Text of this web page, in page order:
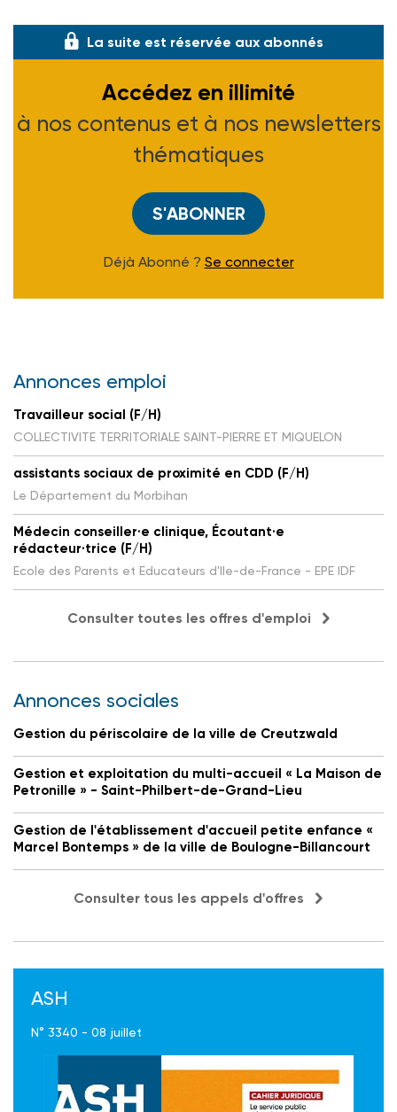
La suite est réservée aux abonnés
Accédez en illimité
à nos contenus et à nos newsletters
thématiques
S'ABONNER
Déjà Abonné ? Se connecter
Annonces emploi
Travailleur social (F/H)
COLLECTIVITE TERRITORIALE SAINT-PIERRE ET MIQUELON
assistants sociaux de proximité en CDD (F/H)
Le Département du Morbihan
Médecin conseiller·e clinique, Écoutant·e
rédacteur·trice (F/H)
Ecole des Parents et Educateurs d'Ile-de-France - EPE IDF
Consulter toutes les offres d'emploi
Annonces sociales
Gestion du périscolaire de la ville de Creutzwald
Gestion et exploitation du multi-accueil « La Maison de
Petronille » - Saint-Philbert-de-Grand-Lieu
Gestion de l'établissement d'accueil petite enfance «
Marcel Bontemps » de la ville de Boulogne-Billancourt
Consulter tous les appels d'offres
ASH
N° 3340 - 08 juillet